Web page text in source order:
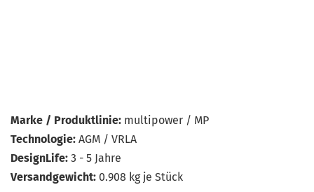
Marke / Produktlinie: multipower / MP
Technologie: AGM / VRLA
DesignLife: 3 - 5 Jahre
Versandgewicht: 0.908 kg je Stück